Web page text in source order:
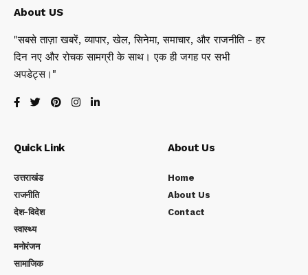
About US
"सबसे ताज़ा खबरें, व्यापार, खेल, सिनेमा, समाचार, और राजनीति - हर
दिन नए और रोचक सामग्री के साथ। एक ही जगह पर सभी
अपडेट्स।"
Quick Link
उत्तराखंड
राजनीति
देश-विदेश
स्वास्थ्य
मनोरंजन
सामाजिक
About Us
Home
About Us
Contact